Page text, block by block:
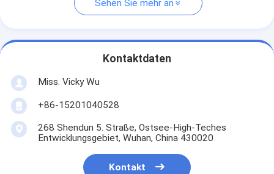
Sehen Sie mehr an
Kontaktdaten
Miss. Vicky Wu
+86-15201040528
268 Shendun 5. Straße, Ostsee-High-Teches
Entwicklungsgebiet, Wuhan, China 430020
Kontakt